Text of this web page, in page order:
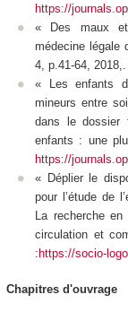
https://
« Des maux et
médecine légale
4, p.41-64, 2018,.
« Les enfants
mineurs entre
dans le dossier
enfants : une
https://
« Déplier le
pour l’étude de
La recherche en
circulation et
:https://socio-
Chapitres d'ouvrage